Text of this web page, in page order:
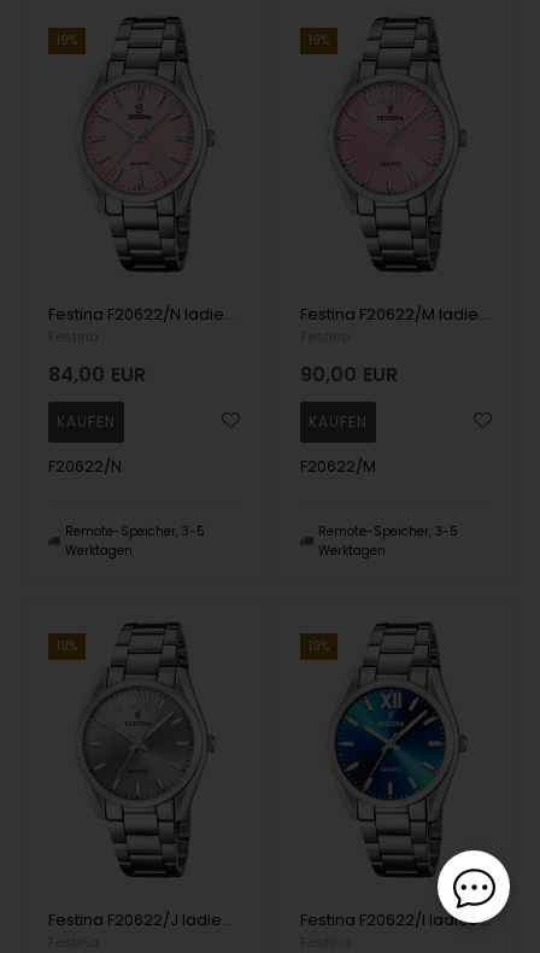
19%
Festina F20622/N ladies watch 37mm 5ATM
84,00 EUR
F20622/N
Remote-Speicher, 3-5
Werktagen
19%
Festina F20622/M ladies watch 37mm 5ATM
90,00 EUR
F20622/M
Remote-Speicher, 3-5
Werktagen
19%
Festina F20622/J ladies watch 37mm 5ATM
19%
Festina F20622/I ladies watch 37mm 5ATM